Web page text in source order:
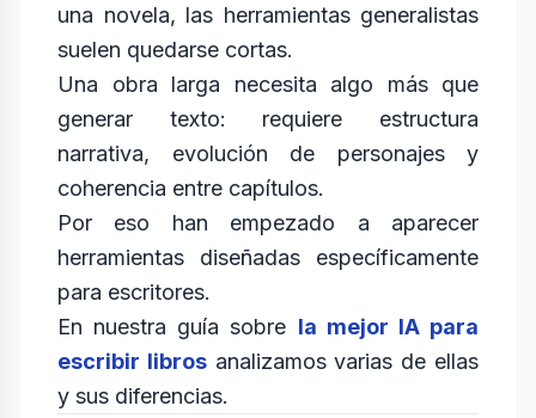
una novela, las herramientas generalistas
suelen quedarse cortas.
Una obra larga necesita algo más que
generar texto: requiere estructura
narrativa, evolución de personajes y
coherencia entre capítulos.
Por eso han empezado a aparecer
herramientas diseñadas específicamente
para escritores.
En nuestra guía sobre la mejor IA para
escribir librosanalizamos varias de ellas
y sus diferencias.